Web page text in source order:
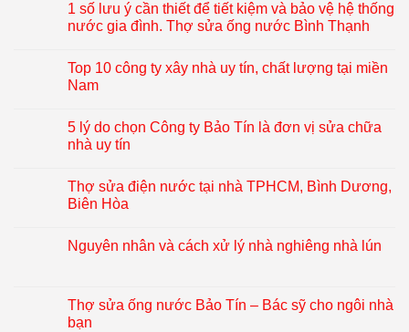
1 số lưu ý cần thiết để tiết kiệm và bảo vệ hệ thống
nước gia đình. Thợ sửa ống nước Bình Thạnh
Top 10 công ty xây nhà uy tín, chất lượng tại miền
Nam
5 lý do chọn Công ty Bảo Tín là đơn vị sửa chữa
nhà uy tín
Thợ sửa điện nước tại nhà TPHCM, Bình Dương,
Biên Hòa
Nguyên nhân và cách xử lý nhà nghiêng nhà lún
Thợ sửa ống nước Bảo Tín – Bác sỹ cho ngôi nhà
bạn